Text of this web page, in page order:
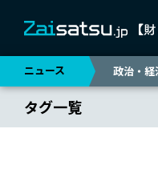
ニュース 政治・経
タグ一覧